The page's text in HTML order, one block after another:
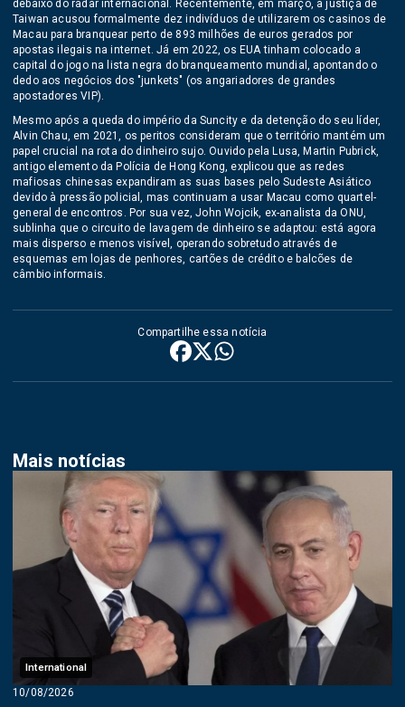
debaixo do radar internacional. Recentemente, em março, a justiça de
Taiwan acusou formalmente dez indivíduos de utilizarem os casinos de
Macau para branquear perto de 893 milhões de euros gerados por
apostas ilegais na internet. Já em 2022, os EUA tinham colocado a
capital do jogo na lista negra do branqueamento mundial, apontando o
dedo aos negócios dos "junkets" (os angariadores de grandes
apostadores VIP).
Mesmo após a queda do império da Suncity e da detenção do seu líder,
Alvin Chau, em 2021, os peritos consideram que o território mantém um
papel crucial na rota do dinheiro sujo. Ouvido pela Lusa, Martin Pubrick,
antigo elemento da Polícia de Hong Kong, explicou que as redes
mafiosas chinesas expandiram as suas bases pelo Sudeste Asiático
devido à pressão policial, mas continuam a usar Macau como quartel-
general de encontros. Por sua vez, John Wojcik, ex-analista da ONU,
sublinha que o circuito de lavagem de dinheiro se adaptou: está agora
mais disperso e menos visível, operando sobretudo através de
esquemas em lojas de penhores, cartões de crédito e balcões de
câmbio informais.
Compartilhe essa notícia
Mais notícias
International
10/08/2026